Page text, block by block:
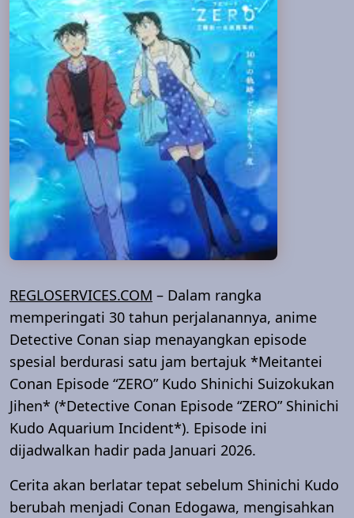
REGLOSERVICES.COM – Dalam rangka
memperingati 30 tahun perjalanannya, anime
Detective Conan siap menayangkan episode
spesial berdurasi satu jam bertajuk *Meitantei
Conan Episode “ZERO” Kudo Shinichi Suizokukan
Jihen* (*Detective Conan Episode “ZERO” Shinichi
Kudo Aquarium Incident*). Episode ini
dijadwalkan hadir pada Januari 2026.
Cerita akan berlatar tepat sebelum Shinichi Kudo
berubah menjadi Conan Edogawa, mengisahkan